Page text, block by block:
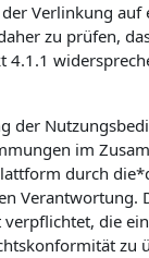
Verlinkung auf
zu prüfen,
4.1.1
der
im
durch
Verantwortung.
die
zu